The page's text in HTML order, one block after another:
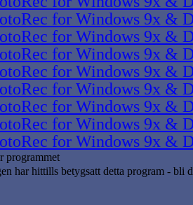
for Windows 9x &
for Windows 9x &
for Windows 9x &
for Windows 9x &
for Windows 9x &
for Windows 9x &
for Windows 9x &
for Windows 9x &
programmet
har hittills betygsatt detta program - bli